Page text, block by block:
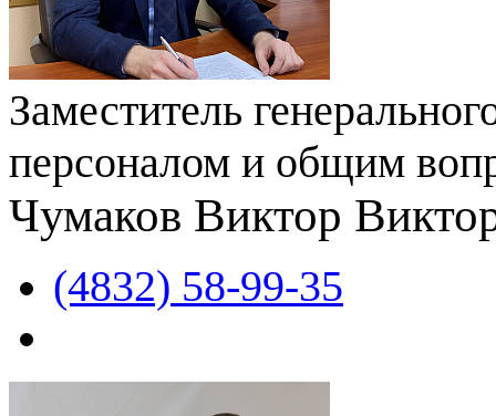
Заместитель
персоналом и общим
Чумаков Виктор
(4832) 58-99-35